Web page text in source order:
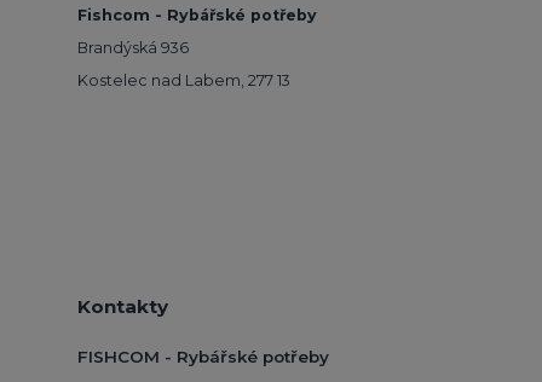
Fishcom - Rybářské potřeby
Brandýská 936
Kostelec nad Labem, 277 13
Kontakty
FISHCOM - Rybářské potřeby